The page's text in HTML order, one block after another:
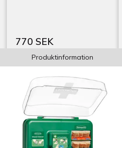
770 SEK
Produktinformation